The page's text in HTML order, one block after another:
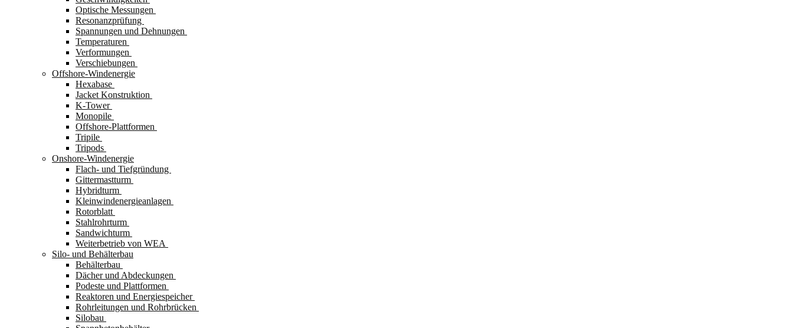
Optische Messungen
Resonanzprüfung
Spannungen und Dehnungen
Temperaturen
Verformungen
Verschiebungen
Offshore-Windenergie
Hexabase
Jacket Konstruktion
K-Tower
Monopile
Offshore-Plattformen
Tripile
Tripods
Onshore-Windenergie
Flach- und Tiefgründung
Gittermastturm
Hybridturm
Kleinwindenergieanlagen
Rotorblatt
Stahlrohrturm
Sandwichturm
Weiterbetrieb von WEA
Silo- und Behälterbau
Behälterbau
Dächer und Abdeckungen
Podeste und Plattformen
Reaktoren und Energiespeicher
Rohrleitungen und Rohrbrücken
Silobau